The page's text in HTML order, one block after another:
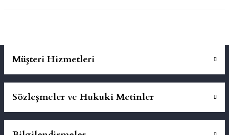
Müşteri Hizmetleri
Sözleşmeler ve Hukuki Metinler